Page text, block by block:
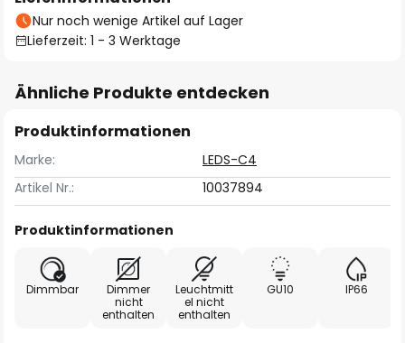
Nur noch wenige Artikel auf Lager
Lieferzeit: 1 - 3 Werktage
Ähnliche Produkte entdecken
Produktinformationen
Marke:
LEDS-C4
Artikel Nr.:
10037894
Produktinformationen
Dimmbar
Dimmer
nicht
enthalten
Leuchtmitt
el nicht
enthalten
GU10 IP66